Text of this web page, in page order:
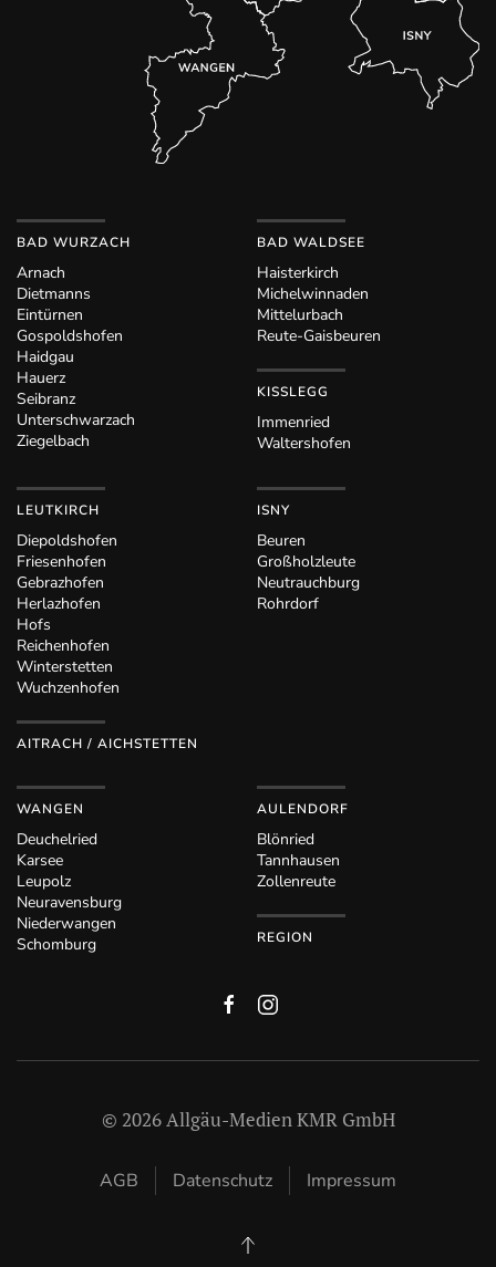
BAD WURZACH
Arnach
Dietmanns
Eintürnen
Gospoldshofen
Haidgau
Hauerz
Seibranz
Unterschwarzach
Ziegelbach
BAD WALDSEE
Haisterkirch
Michelwinnaden
Mittelurbach
Reute-Gaisbeuren
KISSLEGG
Immenried
Waltershofen
LEUTKIRCH
Diepoldshofen
Friesenhofen
Gebrazhofen
Herlazhofen
Hofs
Reichenhofen
Winterstetten
Wuchzenhofen
AITRACH / AICHSTETTEN
ISNY
Beuren
Großholzleute
Neutrauchburg
Rohrdorf
WANGEN
Deuchelried
Karsee
Leupolz
Neuravensburg
Niederwangen
Schomburg
AULENDORF
Blönried
Tannhausen
Zollenreute
REGION
© 2026Allgäu-Medien KMR GmbH
AGB Datenschutz Impressum